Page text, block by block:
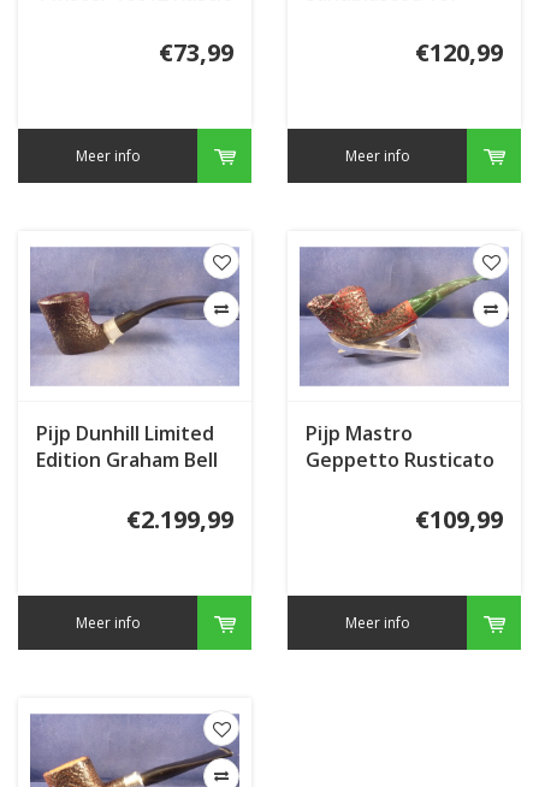
€73,99
Meer info
€120,99
Meer info
Pijp Dunhill Limited
Edition Graham Bell
€2.199,99
Meer info
Pijp Mastro
Geppetto Rusticato
€109,99
Meer info